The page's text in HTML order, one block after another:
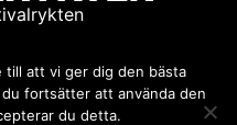
till att vi ger dig den bästa
fortsätter att använda den
du detta.